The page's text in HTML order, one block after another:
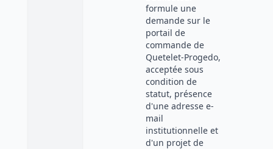
formule une
demande sur le
portail de
commande de
Quetelet-Progedo,
acceptée sous
condition de
statut, présence
d'une adresse e-
mail
institutionnelle et
d'un projet de